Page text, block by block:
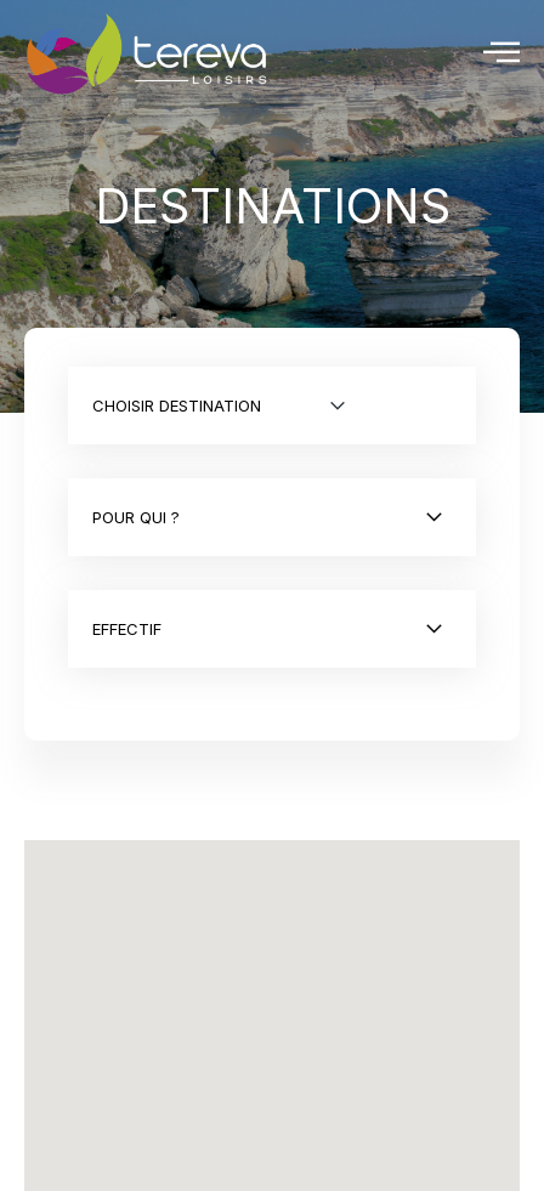
DESTINATIONS
CHOISIR DESTINATION
POUR QUI ?
EFFECTIF